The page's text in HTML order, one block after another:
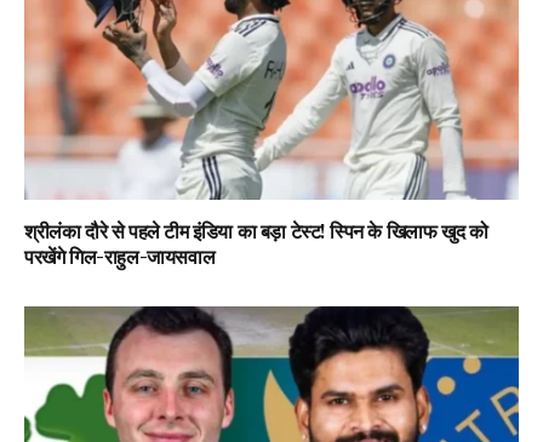
श्रीलंका दौरे से पहले टीम इंडिया का बड़ा टेस्ट! स्पिन के खिलाफ खुद को
परखेंगे गिल-राहुल-जायसवाल